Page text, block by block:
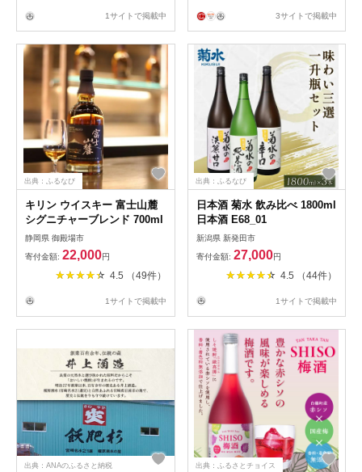
1サイトで掲載中 3サイトで掲載中
出典：ふるなび
キリン ウイスキー 富士山麓
シグニチャーブレンド 700ml
静岡県 御殿場市
寄付金額: 22,000円
4.5 （49件）
1サイトで掲載中
出典：ふるなび
日本酒 菊水 飲み比べ 1800ml
日本酒 E68_01
新潟県 新発田市
寄付金額: 27,000円
4.5 （44件）
1サイトで掲載中
出典：ANAのふるさと納税 出典：ふるさとチョイス